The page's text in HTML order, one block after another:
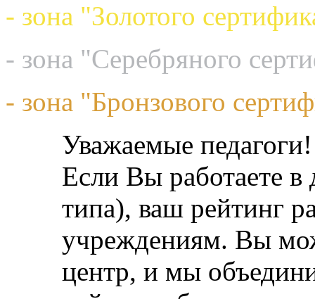
- зона "Золотого
- зона "Серебряного
- зона "Бронзового
Уважаемые педагоги!
Если Вы работаете
типа), ваш рейтинг
учреждениям. Вы
центр, и мы